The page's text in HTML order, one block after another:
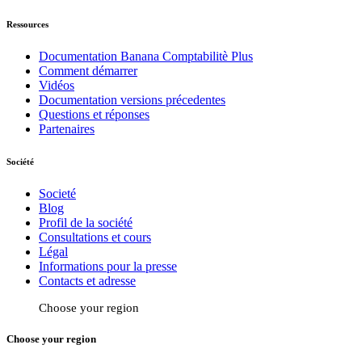
Ressources
Documentation Banana Comptabilitè Plus
Comment démarrer
Vidéos
Documentation versions précedentes
Questions et réponses
Partenaires
Société
Societé
Blog
Profil de la société
Consultations et cours
Légal
Informations pour la presse
Contacts et adresse
Choose your region
Choose your region